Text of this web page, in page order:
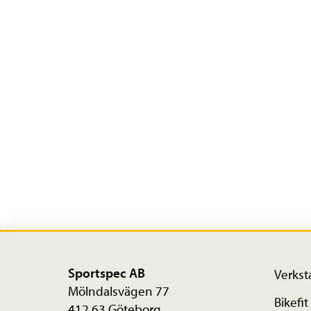
Sportspec AB
Mölndalsvägen 77
Bikefit